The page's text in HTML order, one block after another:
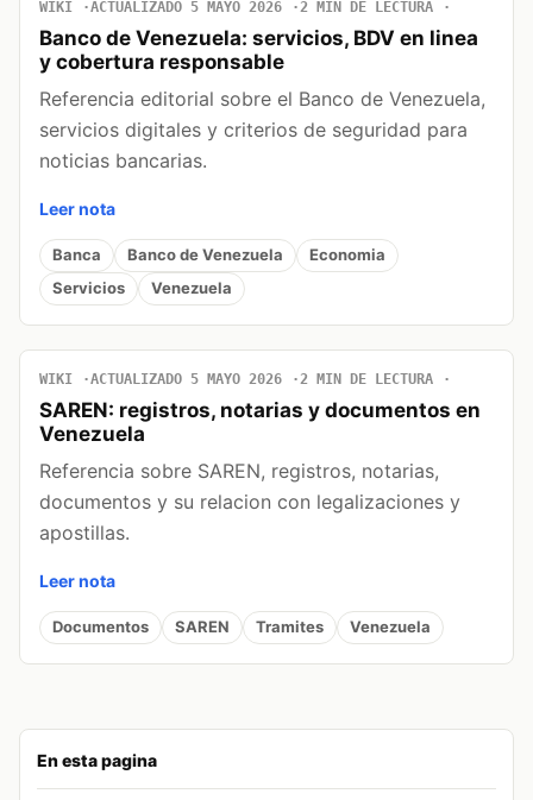
En esta pagina
WIKI ACTUALIZADO 5 MAYO 2026 2 MIN DE LECTURA
Banco de Venezuela: servicios, BDV en linea
y cobertura responsable
Referencia editorial sobre el Banco de Venezuela,
servicios digitales y criterios de seguridad para
noticias bancarias.
Leer nota
Banca Banco de Venezuela
Economia
Servicios
Venezuela
WIKI ACTUALIZADO 5 MAYO 2026 2 MIN DE LECTURA
SAREN: registros, notarias y documentos en
Venezuela
Referencia sobre SAREN, registros, notarias,
documentos y su relacion con legalizaciones y
apostillas.
Leer nota
Documentos SAREN Tramites Venezuela